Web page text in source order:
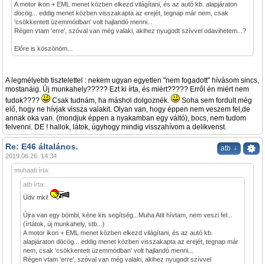
A motor ikon + EML menet közben elkezd világítani, és az autó kb. alapjáraton
döcög... eddig menet közben visszakapta az erejét, tegnap már nem, csak
'csökkentett üzemmódban' volt hajlandó menni...
Régen vtam 'erre', szóval van még valaki, akihez nyugodt szívvel odavihetem...?
Előre is köszönöm...
A legmélyebb tisztelettel : nekem ugyan egyetlen "nem fogadott" hívásom sincs,
mostanáig. Új munkahely????? Ezt ki írta, és miért????? Erről én miért nem
tudok????
Csak tudnám, ha máshol dolgoznék.
Soha sem fordult még
elő, hogy ne hívjak vissza valakit. Olyan van, hogy éppen nem veszem fel,de
annak oka van. (mondjuk éppen a nyakamban egy váltó), bocs, nem tudom
felvenni. DE ! hallok, látok, úgyhogy mindig visszahívom a delikvenst.
atb ↓
Re: E46 általános.
2019.06.26. 14:34
muhaati írta:
atb írta:
Üdv mki!
Újra van egy bömbi, kéne kis segítség...Muha Atit hívtam, nem veszi fel...
(írtátok, új munkahely, stb...)
A motor ikon + EML menet közben elkezd világítani, és az autó kb.
alapjáraton döcög... eddig menet közben visszakapta az erejét, tegnap már
nem, csak 'csökkentett üzemmódban' volt hajlandó menni...
Régen vtam 'erre', szóval van még valaki, akihez nyugodt szívvel